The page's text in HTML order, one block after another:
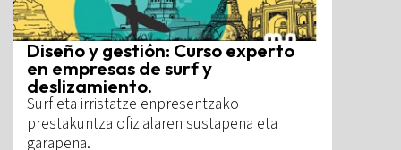
Diseño y gestión: Curso experto
en empresas de surf y
deslizamiento.
Surf eta irristatze enpresentzako
prestakuntza ofizialaren sustapena eta
garapena.